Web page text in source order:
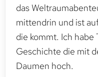
das
mittendrin und ist
die kommt. Ich
Geschichte die mit
Daumen hoch.